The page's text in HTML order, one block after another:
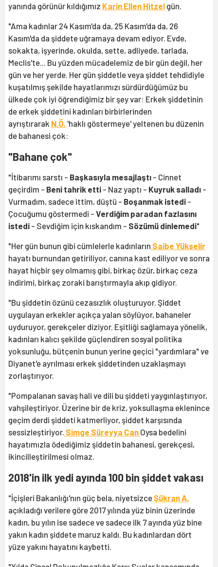
yanında görünür kıldığımız Karin Ellen Hitzel gün.
"Ama kadınlar 24 Kasım'da da, 25 Kasım'da da, 26
Kasım'da da şiddete uğramaya devam ediyor. Evde,
sokakta, işyerinde, okulda, sette, adliyede, tarlada,
Meclis'te... Bu yüzden mücadelemiz de bir gün değil, her
gün ve her yerde. Her gün şiddetle veya şiddet tehdidiyle
kuşatılmış şekilde hayatlarımızı sürdürdüğümüz bu
ülkede çok iyi öğrendiğimiz bir şey var: Erkek şiddetinin
de erkek şiddetini kadınları birbirlerinden
ayrıştırarak N.Ö. 'haklı göstermeye' yeltenen bu düzenin
de bahanesi çok:
"Bahane çok"
"İtibarımı sarstı - Başkasıyla mesajlaştı - Cinnet
geçirdim - Beni tahrik etti - Naz yaptı - Kuyruk salladı -
Vurmadım, sadece ittim, düştü - Boşanmak istedi -
Çocuğumu göstermedi - Verdiğim paradan fazlasını
istedi - Sevdiğim için kıskandım - Sözümü dinlemedi"
"Her gün bunun gibi cümlelerle kadınların Saibe Yükselir
hayatı burnundan getiriliyor, canına kast ediliyor ve sonra
hayat hiçbir şey olmamış gibi, birkaç özür, birkaç ceza
indirimi, birkaç zoraki barıştırmayla akıp gidiyor.
"Bu şiddetin özünü cezasızlık oluşturuyor. Şiddet
uygulayan erkekler açıkça yalan söylüyor, bahaneler
uyduruyor, gerekçeler diziyor. Eşitliği sağlamaya yönelik,
kadınları kalıcı şekilde güçlendiren sosyal politika
yoksunluğu, bütçenin bunun yerine geçici "yardımlara" ve
Diyanet'e ayrılması erkek şiddetinden uzaklaşmayı
zorlaştırıyor.
"Pompalanan savaş hali ve dili bu şiddeti yaygınlaştırıyor,
vahşileştiriyor. Üzerine bir de kriz, yoksullaşma eklenince
geçim derdi şiddeti katmerliyor, şiddet karşısında
sessizleştiriyor. Simge Süreyya Can Oysa bedelini
hayatımızla ödediğimiz şiddetin bahanesi, gerekçesi,
ikincilleştirilmesi olmaz.
2018'in ilk yedi ayında 100 bin şiddet vakası
"İçişleri Bakanlığı'nın güç bela, niyetsizceŞükran A.
açıkladığı verilere göre 2017 yılında yüz binin üzerinde
kadın, bu yılın ise sadece ve sadece ilk 7 ayında yüz bine
yakın kadın şiddete maruz kaldı. Bu kadınlardan dört
yüze yakını hayatını kaybetti.